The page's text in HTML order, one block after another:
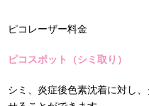
ピコレーザー料金
ピコスポット（シミ取り）
シミ、炎症後色素沈着に対し